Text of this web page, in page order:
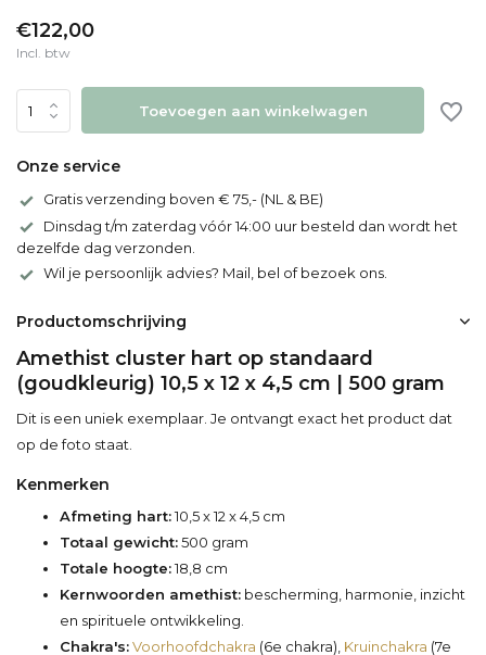
€122,00
Incl. btw
Toevoegen aan winkelwagen
Onze service
Gratis verzending boven € 75,- (NL & BE)
Dinsdag t/m zaterdag vóór 14:00 uur besteld dan wordt het
dezelfde dag verzonden.
Wil je persoonlijk advies? Mail, bel of bezoek ons.
Productomschrijving
Amethist cluster hart op standaard
(goudkleurig) 10,5 x 12 x 4,5 cm | 500 gram
Dit is een uniek exemplaar. Je ontvangt exact het product dat
op de foto staat.
Kenmerken
Afmeting hart:10,5 x 12 x 4,5 cm
Totaal gewicht:500 gram
Totale hoogte:18,8 cm
Kernwoorden amethist: bescherming, harmonie, inzicht
en spirituele ontwikkeling.
Chakra's:Voorhoofdchakra (6e chakra), Kruinchakra (7e